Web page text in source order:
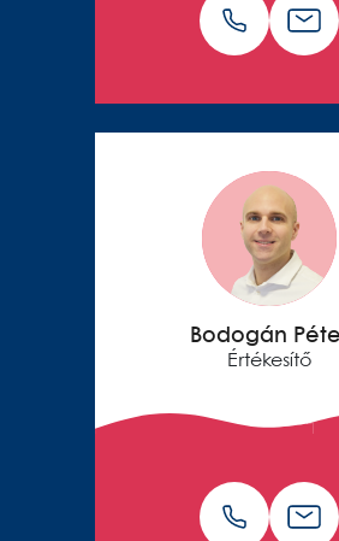
Bodogán
Értékesítő